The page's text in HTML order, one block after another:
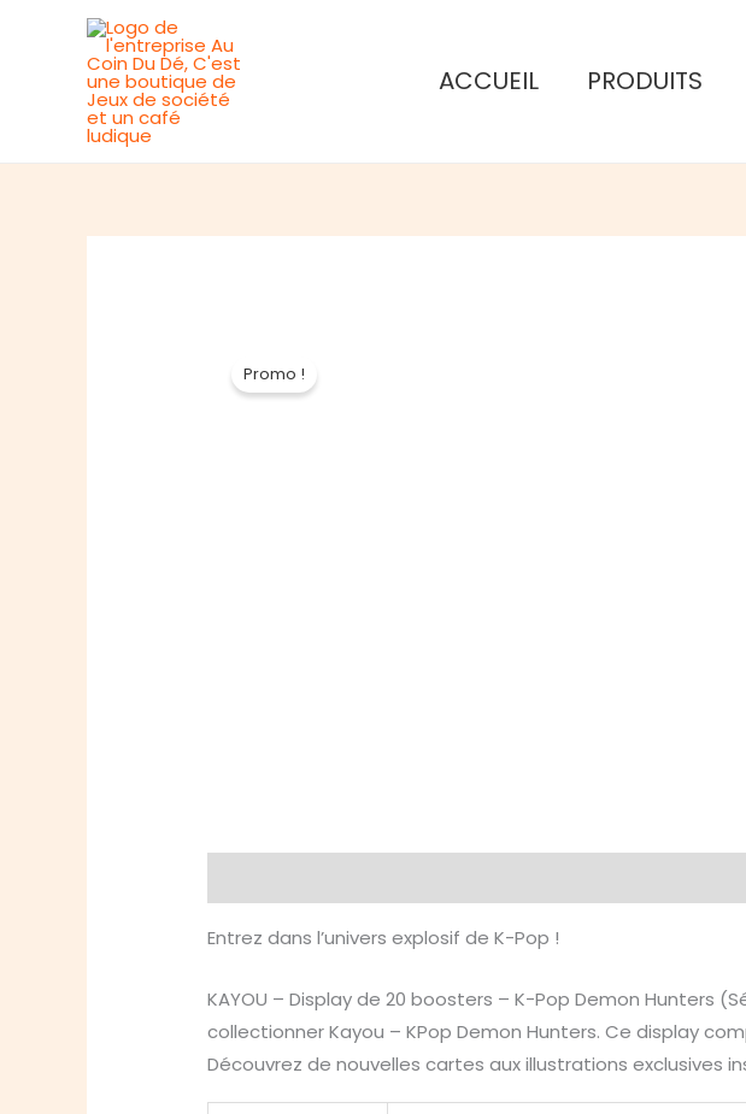
ACCUEIL PRODUITS
Promo !
Entrez dans l’univers explosif de K-Pop !
KAYOU – Display de 20 boosters – K-Pop Demon Hunters
collectionner Kayou – KPop Demon Hunters. Ce display
Découvrez de nouvelles cartes aux illustrations exclusives